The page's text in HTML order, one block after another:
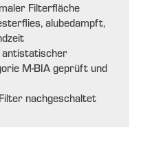
Filterfläche
alubedampft,
antistatischer
M-BIA geprüft und
nachgeschaltet